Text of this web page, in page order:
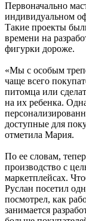
Первоначально
индивидуальном
Такие проекты
времени на
фигурки дороже.
«Мы с особым
чаще всего
питомца или
на их ребенка.
доступные для
отметила Мария.
По ее словам,
производство с
маркетплейсах.
Руслан посетил
посмотрел, как
занимается